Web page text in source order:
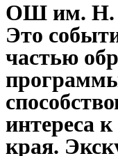
ОШ им. Н.
Это
частью
интереса
края.